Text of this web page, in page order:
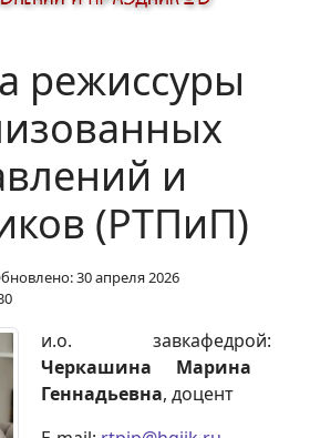
режиссуры
и
(РТПиП)
30 апреля 2026
и.о. завкафедрой:
Черкашина Марина
Геннадьевна, доцент